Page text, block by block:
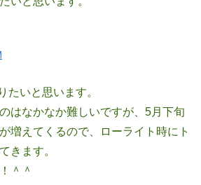
たいと思います。
はなかなか難しいですが、5月下旬
増えてくるので、ローライト時にト
きます。
＾＾